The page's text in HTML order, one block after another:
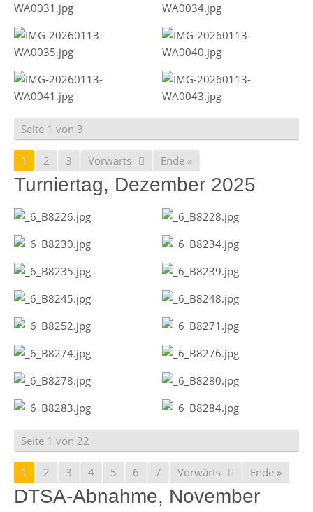
Seite 1 von 3
1 2 3 Vorwärts Ende »
Turniertag, Dezember 2025
Seite 1 von 22
1 2 3 4 5 6 7 Vorwärts Ende »
DTSA-Abnahme, November